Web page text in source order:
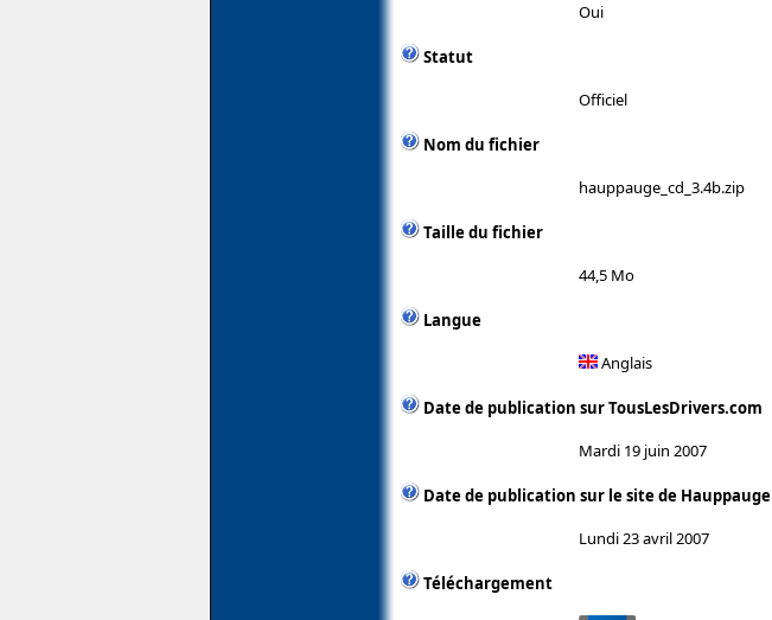
Oui
Statut
Officiel
Nom du fichier
hauppauge_cd_3.4b.zip
Taille du fichier
44,5 Mo
Langue
Anglais
Date de publication sur TousLesDrivers.com
Mardi 19 juin 2007
Date de publication sur le site de Hauppauge
Lundi 23 avril 2007
Téléchargement